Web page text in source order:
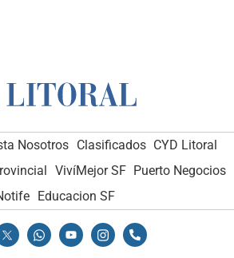
Nosotros Clasificados CYD Litoral
VivíMejor SF Puerto Negocios
Educacion SF